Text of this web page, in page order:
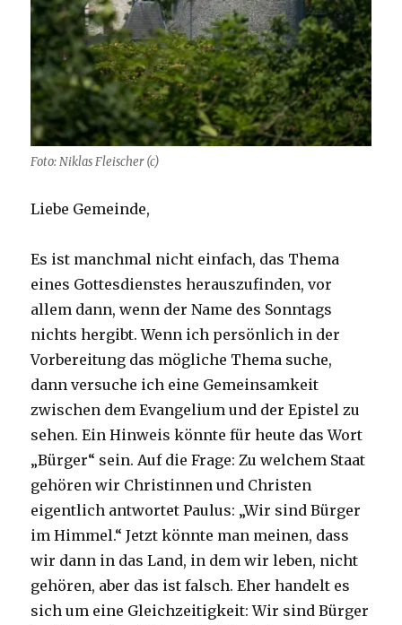
Foto: Niklas Fleischer (c)
Liebe Gemeinde,
Es ist manchmal nicht einfach, das Thema
eines Gottesdienstes herauszufinden, vor
allem dann, wenn der Name des Sonntags
nichts hergibt. Wenn ich persönlich in der
Vorbereitung das mögliche Thema suche,
dann versuche ich eine Gemeinsamkeit
zwischen dem Evangelium und der Epistel zu
sehen. Ein Hinweis könnte für heute das Wort
„Bürger“ sein. Auf die Frage: Zu welchem Staat
gehören wir Christinnen und Christen
eigentlich antwortet Paulus: „Wir sind Bürger
im Himmel.“ Jetzt könnte man meinen, dass
wir dann in das Land, in dem wir leben, nicht
gehören, aber das ist falsch. Eher handelt es
sich um eine Gleichzeitigkeit: Wir sind Bürger